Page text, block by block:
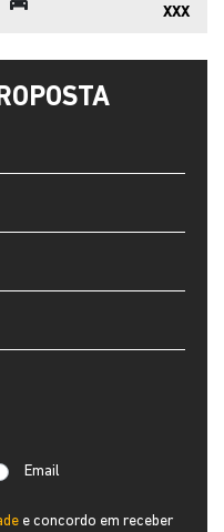
XXX
Email
e concordo em receber